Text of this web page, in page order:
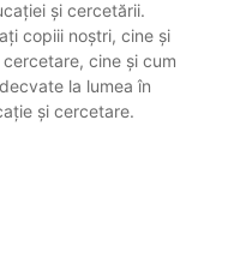
și cercetării.
copiii noștri, cine și
cine și cum
la lumea în
și cercetare.